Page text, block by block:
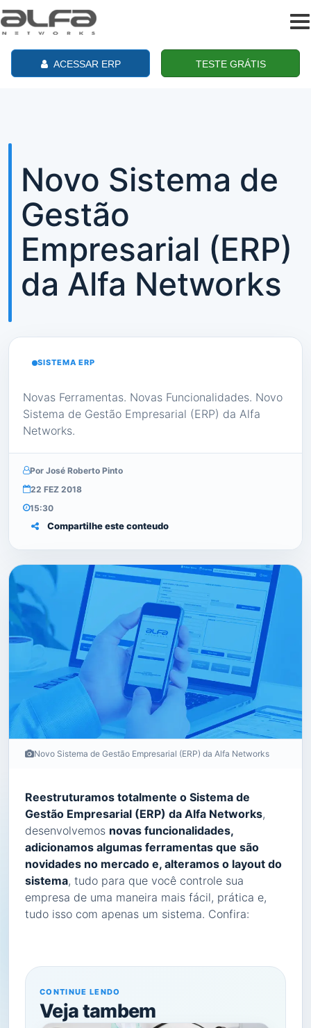
ACESSAR ERP TESTE GRÁTIS
Novo Sistema de
Gestão
Empresarial (ERP)
da Alfa Networks
SISTEMA ERP
Novas Ferramentas. Novas Funcionalidades. Novo
Sistema de Gestão Empresarial (ERP) da Alfa
Networks.
Por José Roberto Pinto
22 FEZ 2018
15:30
Compartilhe este conteudo
Novo Sistema de Gestão Empresarial (ERP) da Alfa Networks
Reestruturamos totalmente o Sistema de
Gestão Empresarial (ERP) da Alfa Networks,
desenvolvemos novas funcionalidades,
adicionamos algumas ferramentas que são
novidades no mercado e, alteramos o layout do
sistema, tudo para que você controle sua
empresa de uma maneira mais fácil, prática e,
tudo isso com apenas um sistema. Confira:
CONTINUE LENDO
Veja tambem